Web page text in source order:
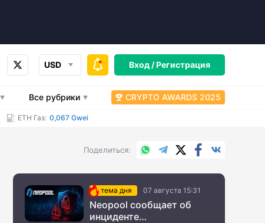
USD Вход /Регистрация
Все рубрики CRYPTO AWARDS 2025
ETH Газ: 0,067 Gwei
Поделиться WhatsApp
TelegramX.comFacebook
тема дня 07 августа 15:31
Neopool сообщает об
инциденте